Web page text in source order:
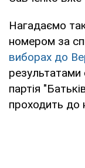
Нагадаємо
номером за
виборах до
результатами
партія
проходить до